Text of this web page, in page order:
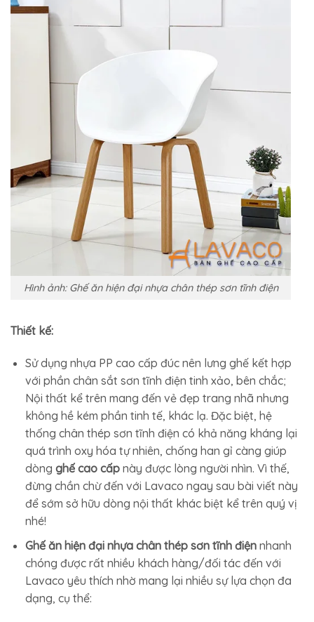
Hình ảnh: Ghế ăn hiện đại nhựa chân thép sơn tĩnh điện
Thiết kế:
Sử dụng nhựa PP cao cấp đúc nên lưng ghế kết hợp
với phần chân sắt sơn tĩnh điện tinh xảo, bên chắc;
Nội thất kể trên mang đến vẻ đẹp trang nhã nhưng
không hề kém phần tinh tế, khác lạ. Đặc biệt, hệ
thống chân thép sơn tĩnh điện có khả năng kháng lại
quá trình oxy hóa tự nhiên, chống han gỉ càng giúp
dòng ghế cao cấp này được lòng người nhìn. Vì thế,
đừng chần chừ đến với Lavaco ngay sau bài viết này
để sớm sở hữu dòng nội thất khác biệt kể trên quý vị
nhé!
Ghế ăn hiện đại nhựa chân thép sơn tĩnh điệnnhanh
chóng được rất nhiều khách hàng/đối tác đến với
Lavaco yêu thích nhờ mang lại nhiều sự lựa chọn đa
dạng, cụ thể: